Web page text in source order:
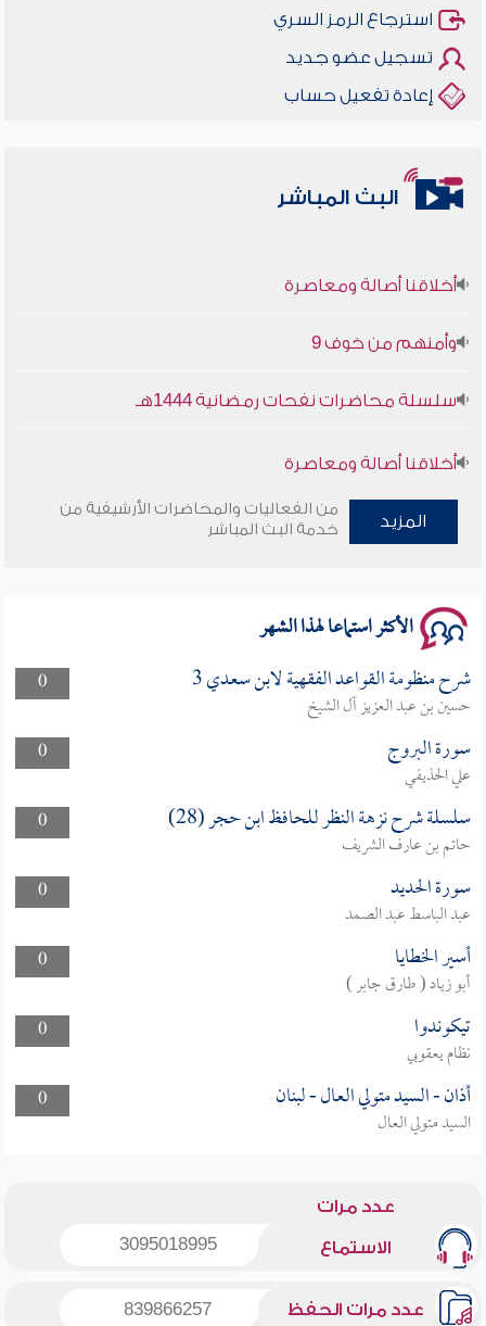
استرجاع الرمز السري
تسجيل عضو جديد
إعادة تفعيل حساب
البث المباشر
أخلاقنا أصالة ومعاصرة
وأمنهم من خوف 9
سلسلة محاضرات نفحات رمضانية 1444هـ
أخلاقنا أصالة ومعاصرة
وأمنهم من خوف 9
المزيد
من الفعاليات والمحاضرات الأرشيفية من
خدمة البث المباشر
الأكثر استماعا لهذا الشهر
0 شرح منظومة القواعد الفقهية لابن سعدي 3
حسين بن عبد العزيز آل الشيخ
0
سورة البروج
علي الحذيفي
0
سلسلة شرح نزهة النظر للحافظ ابن حجر (28)
حاتم بن عارف الشريف
0
سورة الحديد
عبد الباسط عبد الصمد
0
أسير الخطايا
أبو زياد ( طارق جابر )
0
تيكوندوا
نظام يعقوبي
0
أذان - السيد متولي العال - لبنان
السيد متولي العال
عدد مرات
الاستماع 3095018995
عدد مرات الحفظ 839866257